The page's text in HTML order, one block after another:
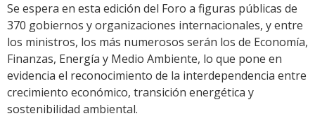
Se espera en esta edición del Foro a figuras públicas de
370 gobiernos y organizaciones internacionales, y entre
los ministros, los más numerosos serán los de Economía,
Finanzas, Energía y Medio Ambiente, lo que pone en
evidencia el reconocimiento de la interdependencia entre
crecimiento económico, transición energética y
sostenibilidad ambiental.